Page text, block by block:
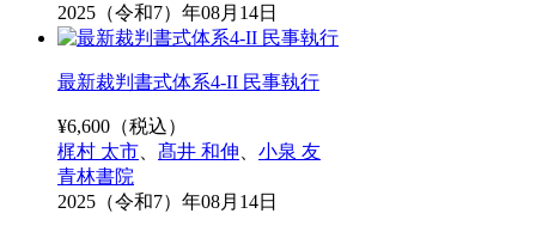
2025（令和7）年08月14日
最新裁判書式体系4-II 民事執行
¥6,600 （税込）
梶村 太市
髙井 和伸
小泉 友
青林書院
2025（令和7）年08月14日